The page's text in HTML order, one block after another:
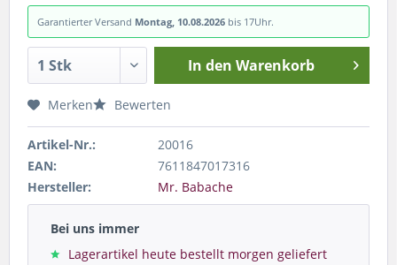
Garantierter Versand Montag, 10.08.2026 bis 17Uhr.
In den Warenkorb
Merken Bewerten
Artikel-Nr.:
20016
EAN:
7611847017316
Hersteller:
Mr. Babache
Bei uns immer
Lagerartikel heute bestellt morgen geliefert